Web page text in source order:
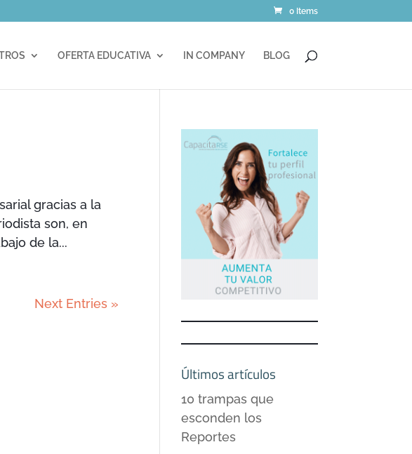
0 Items
OFERTA EDUCATIVA IN COMPANY BLOG
gracias a la
son, en
de la...
Next Entries »
Últimos artículos
10 trampas que
esconden los
Reportes